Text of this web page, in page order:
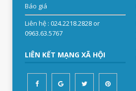
Báo giá
Liên hệ: 024.2218.2828 or
0963.63.5767
LIÊN KẾT MẠNG XÃ HỘI